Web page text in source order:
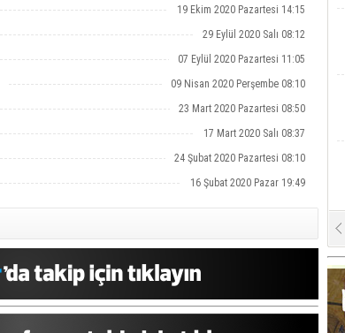
19 Ekim 2020 Pazartesi 14:15
29 Eylül 2020 Salı 08:12
07 Eylül 2020 Pazartesi 11:05
09 Nisan 2020 Perşembe 08:10
23 Mart 2020 Pazartesi 08:50
17 Mart 2020 Salı 08:37
24 Şubat 2020 Pazartesi 08:10
16 Şubat 2020 Pazar 19:49